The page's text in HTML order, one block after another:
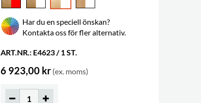
Har du en speciell önskan?
Kontakta oss för fler alternativ.
ART.NR.: E4623 / 1 ST.
6 923,00 kr (ex. moms)